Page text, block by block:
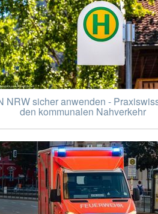
NRW sicher anwenden -
den kommunalen Nahverkehr